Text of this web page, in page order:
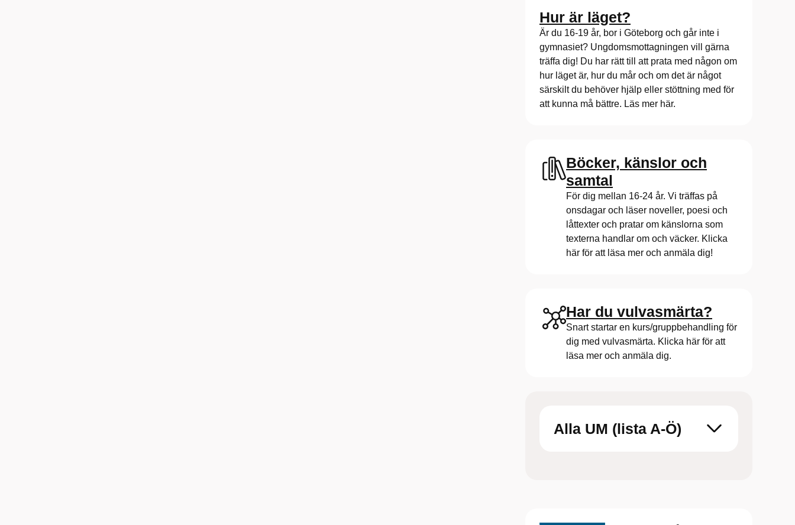
Hur är läget?
Är du 16-19 år, bor i Göteborg och går inte i
gymnasiet? Ungdomsmottagningen vill gärna
träffa dig! Du har rätt till att prata med någon om
hur läget är, hur du mår och om det är något
särskilt du behöver hjälp eller stöttning med för
att kunna må bättre. Läs mer här.
Böcker, känslor och
samtal
För dig mellan 16-24 år. Vi träffas på
onsdagar och läser noveller, poesi och
låttexter och pratar om känslorna som
texterna handlar om och väcker. Klicka
här för att läsa mer och anmäla dig!
Har du vulvasmärta?
Snart startar en kurs/gruppbehandling för
dig med vulvasmärta. Klicka här för att
läsa mer och anmäla dig.
Alla UM (lista A-Ö)